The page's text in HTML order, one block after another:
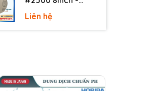
Sankyo (Nhật) -
Không keo
Liên hệ